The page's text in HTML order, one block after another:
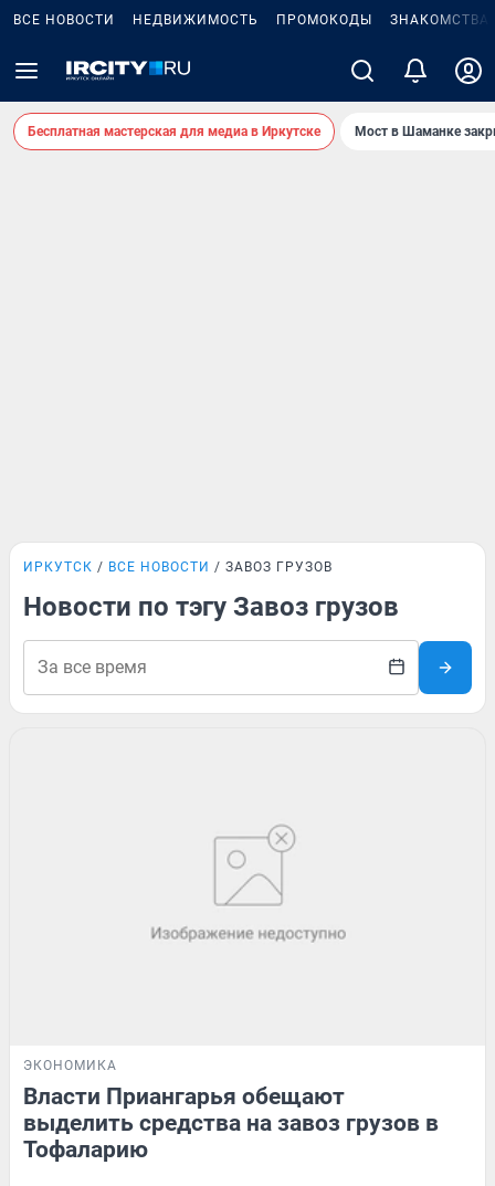
ВСЕ НОВОСТИ НЕДВИЖИМОСТЬ ПРОМОКОДЫ ЗНАКОМСТВА
Бесплатная мастерская для медиа в Иркутске Мост в Шаманке
ИРКУТСК ВСЕ НОВОСТИ ЗАВОЗ ГРУЗОВ
Новости по тэгу Завоз грузов
ЭКОНОМИКА
Власти Приангарья обещают
выделить средства на завоз грузов в
Тофаларию